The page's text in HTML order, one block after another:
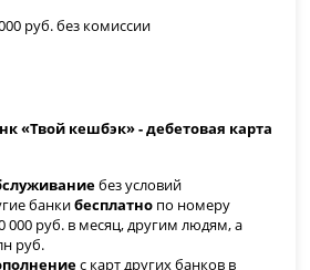
руб. без комиссии
«Твой кешбэк» - дебетовая карта
без условий
банкибесплатно по номеру
000 руб. в месяц, другим людям, а
руб.
с карт других банков в